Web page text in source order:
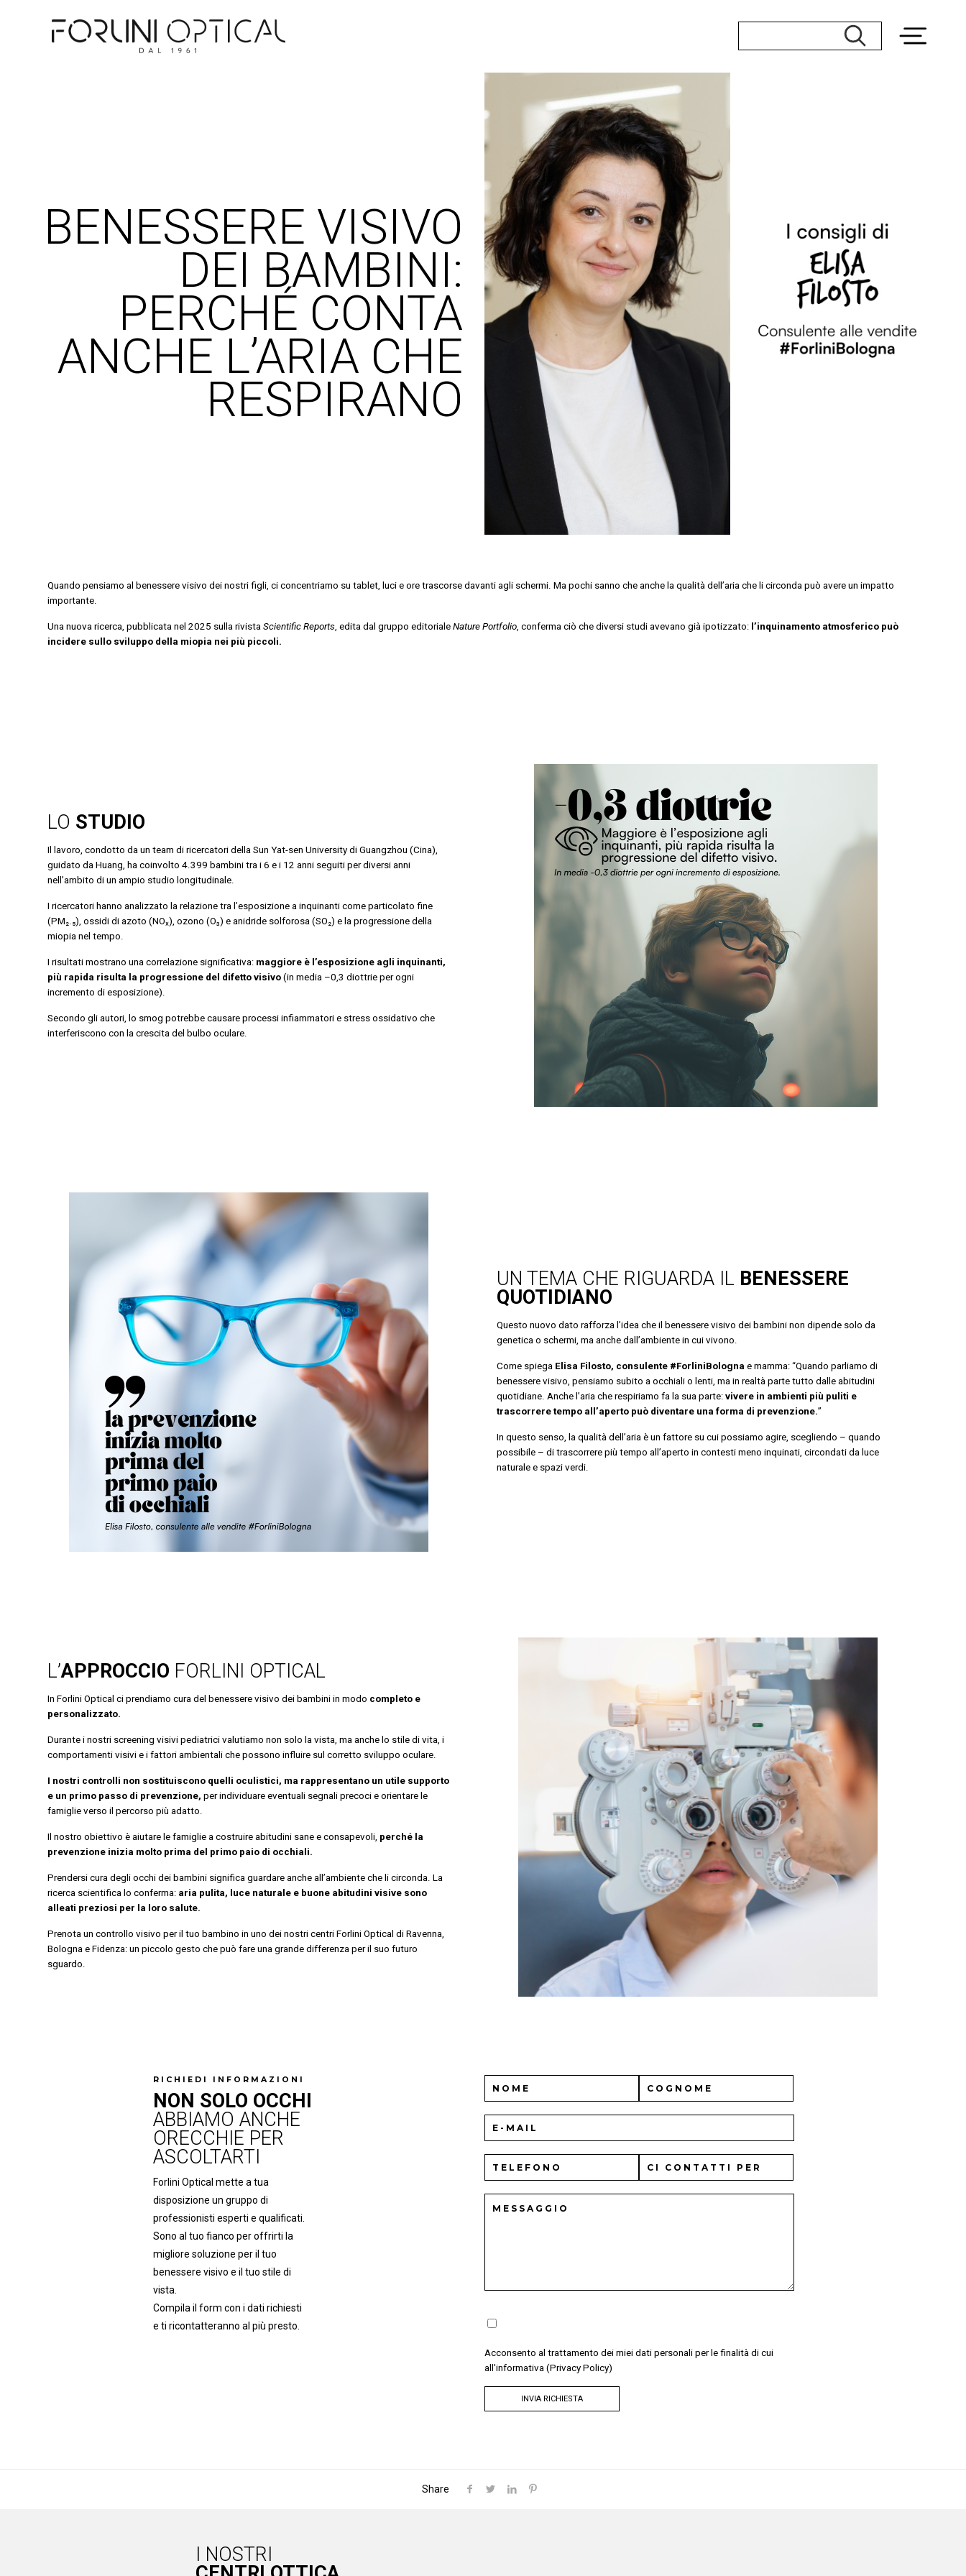
BENESSERE VISIVO
DEI BAMBINI:
PERCHÉ CONTA
ANCHE L’ARIA CHE
RESPIRANO
Quando pensiamo al benessere visivo dei nostri figli, ci concentriamo su tablet, luci e ore trascorse davanti agli schermi. Ma pochi sanno che anche la qualità dell’aria che li circonda può avere un impatto
importante.
Una nuova ricerca, pubblicata nel 2025 sulla rivista Scientific Reports, edita dal gruppo editoriale Nature Portfolio, conferma ciò che diversi studi avevano già ipotizzato:l’inquinamento atmosferico può
incidere sullo sviluppo della miopia nei più piccoli.
LO STUDIO
Il lavoro, condotto da un team di ricercatori della Sun Yat-sen University di Guangzhou (Cina),
guidato da Huang, ha coinvolto 4.399 bambini tra i 6 e i 12 anni seguiti per diversi anni
nell’ambito di un ampio studio longitudinale.
I ricercatori hanno analizzato la relazione tra l’esposizione a inquinanti come particolato fine
(PM₂.₅), ossidi di azoto (NOₓ), ozono (O₃) e anidride solforosa (SO₂) e la progressione della
miopia nel tempo.
I risultati mostrano una correlazione significativa:maggiore è l’esposizione agli inquinanti,
più rapida risulta la progressione del difetto visivo (in media –0,3 diottrie per ogni
incremento di esposizione).
Secondo gli autori, lo smog potrebbe causare processi infiammatori e stress ossidativo che
interferiscono con la crescita del bulbo oculare.
UN TEMA CHE RIGUARDA IL BENESSERE
QUOTIDIANO
Questo nuovo dato rafforza l’idea che il benessere visivo dei bambini non dipende solo da
genetica o schermi, ma anche dall’ambiente in cui vivono.
Come spiega Elisa Filosto, consulente #ForliniBologna e mamma: “Quando parliamo di
benessere visivo, pensiamo subito a occhiali o lenti, ma in realtà parte tutto dalle abitudini
quotidiane. Anche l’aria che respiriamo fa la sua parte:vivere in ambienti più puliti e
trascorrere tempo all’aperto può diventare una forma di prevenzione.”
In questo senso, la qualità dell’aria è un fattore su cui possiamo agire, scegliendo – quando
possibile – di trascorrere più tempo all’aperto in contesti meno inquinati, circondati da luce
naturale e spazi verdi.
L’APPROCCIO FORLINI OPTICAL
In Forlini Optical ci prendiamo cura del benessere visivo dei bambini in modo completo e
personalizzato.
Durante i nostri screening visivi pediatrici valutiamo non solo la vista, ma anche lo stile di vita, i
comportamenti visivi e i fattori ambientali che possono influire sul corretto sviluppo oculare.
I nostri controlli non sostituiscono quelli oculistici, ma rappresentano un utile supporto
e un primo passo di prevenzione, per individuare eventuali segnali precoci e orientare le
famiglie verso il percorso più adatto.
Il nostro obiettivo è aiutare le famiglie a costruire abitudini sane e consapevoli, perché la
prevenzione inizia molto prima del primo paio di occhiali.
Prendersi cura degli occhi dei bambini significa guardare anche all’ambiente che li circonda. La
ricerca scientifica lo conferma: aria pulita, luce naturale e buone abitudini visive sono
alleati preziosi per la loro salute.
Prenota un controllo visivo per il tuo bambino in uno dei nostri centri Forlini Optical di Ravenna,
Bologna e Fidenza: un piccolo gesto che può fare una grande differenza per il suo futuro
sguardo.
RICHIEDI INFORMAZIONI
NON SOLO OCCHI
ABBIAMO ANCHE
ORECCHIE PER
ASCOLTARTI
Forlini Optical mette a tua
disposizione un gruppo di
professionisti esperti e qualificati.
Sono al tuo fianco per offrirti la
migliore soluzione per il tuo
benessere visivo e il tuo stile di
vista.
Compila il form con i dati richiesti
e ti ricontatteranno al più presto.
Acconsento al trattamento dei miei dati personali per le finalità di cui
all'informativa (Privacy Policy)
Share
I NOSTRI